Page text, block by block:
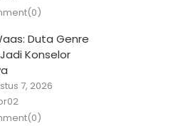
Duta Genre
Konselor
7, 2026